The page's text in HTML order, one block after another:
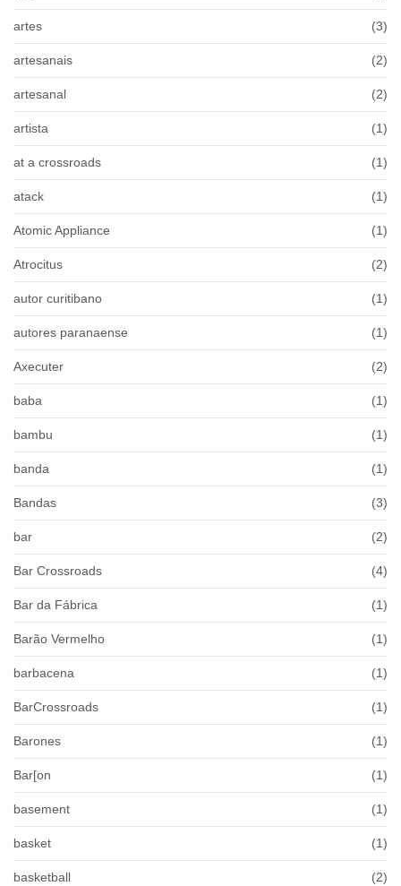
artes (3)
artesanais (2)
artesanal (2)
artista (1)
at a crossroads (1)
atack (1)
Atomic Appliance (1)
Atrocitus (2)
autor curitibano (1)
autores paranaense (1)
Axecuter (2)
baba (1)
bambu (1)
banda (1)
Bandas (3)
bar (2)
Bar Crossroads (4)
Bar da Fábrica (1)
Barão Vermelho (1)
barbacena (1)
BarCrossroads (1)
Barones (1)
Bar[on (1)
basement (1)
basket (1)
basketball (2)